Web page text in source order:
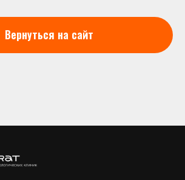
Вернуться на сайт